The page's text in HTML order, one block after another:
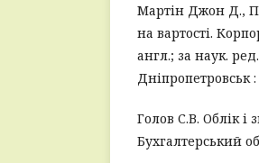
Мартін Джон Д.,
на вартості.
англ.; за наук.
Дніпропетровськ
Голов С.В. Облік і
Бухгалтерський